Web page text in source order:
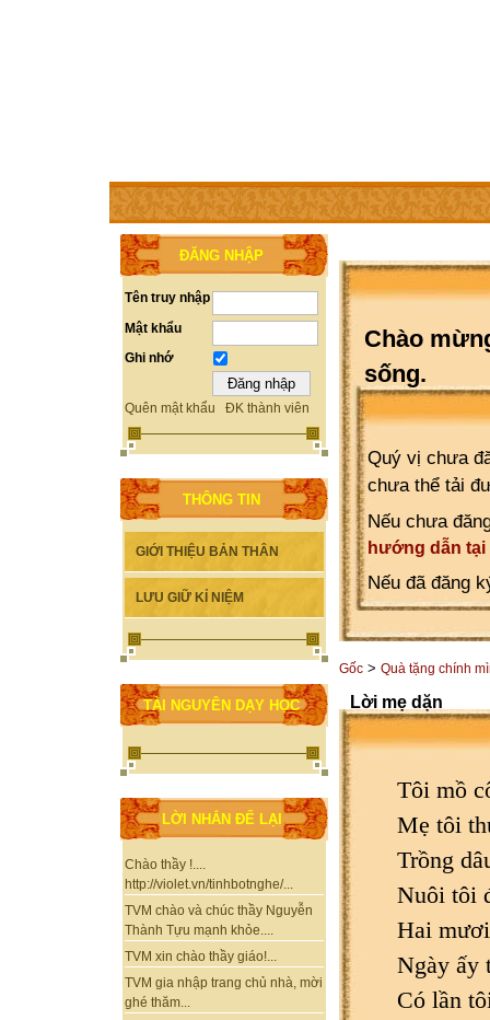
TRANG CHỦ THÀNH VIÊN TRỢ GIÚP WEBSITE
ĐĂNG NHẬP
Tên truy nhập
Mật khẩu
Ghi nhớ
Quên mật khẩu ĐK thành viên
THÔNG TIN
GIỚI THIỆU BẢN THÂN
LƯU GIỮ KỈ NIỆM
TÀI NGUYÊN DẠY HỌC
LỜI NHẮN ĐỂ LẠI
Chào thầy !....
http://violet.vn/tinhbotnghe/...
TVM chào và chúc thầy Nguyễn
Thành Tựu mạnh khỏe....
TVM xin chào thầy giáo!...
TVM gia nhập trang chủ nhà, mời
ghé thăm...
Chào
sống.
Quý vị chưa
chưa thể tải
Nếu chưa
hướng dẫn tại
Nếu đã đăng
Gốc > Quà tặng chính
Lời mẹ dặn
Tôi mồ
Mẹ tôi
Trồng
Nuôi tôi
Hai
Ngày ấy
Có lần